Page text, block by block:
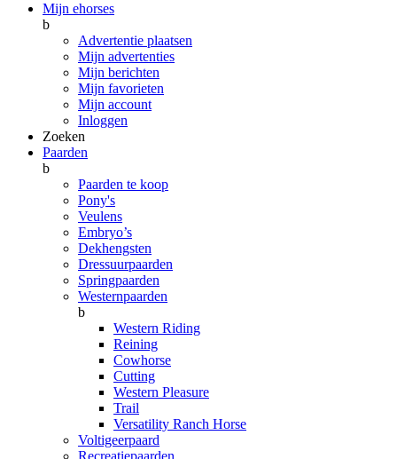
Mijn ehorses
b
Advertentie plaatsen
Mijn advertenties
Mijn berichten
Mijn favorieten
Mijn account
Inloggen
Zoeken
Paarden
b
Paarden te koop
Pony's
Veulens
Embryo’s
Dekhengsten
Dressuurpaarden
Springpaarden
Westernpaarden
b
Western Riding
Reining
Cowhorse
Cutting
Western Pleasure
Trail
Versatility Ranch Horse
Voltigeerpaard
Recreatiepaarden